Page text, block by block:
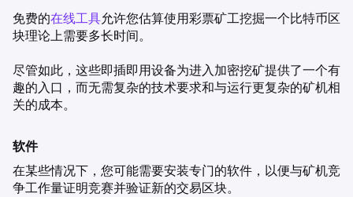
免费的在线工具允许您估算使用彩票矿工挖掘一个比特币区
块理论上需要多长时间。
尽管如此，这些即插即用设备为进入加密挖矿提供了一个有
趣的入口，而无需复杂的技术要求和与运行更复杂的矿机相
关的成本。
软件
在某些情况下，您可能需要安装专门的软件，以便与矿机竞
争工作量证明竞赛并验证新的交易区块。